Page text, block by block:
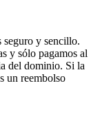
y sencillo.
y sólo pagamos al
del dominio. Si la
un reembolso